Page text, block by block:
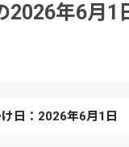
2026年6月1
日：2026年6月1日